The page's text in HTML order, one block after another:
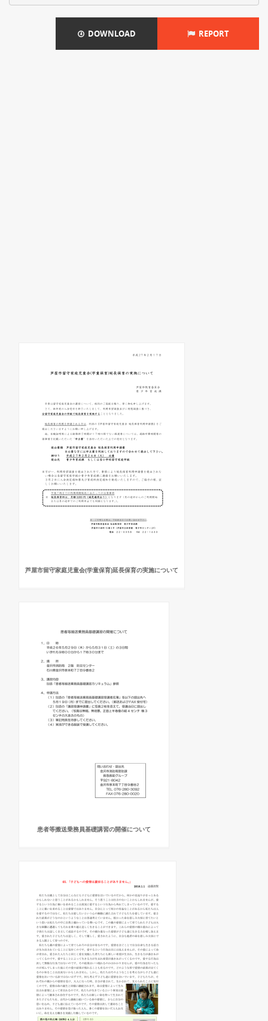
DOWNLOAD REPORT
芦屋市留守家庭児童会(学童保育)延長保育の実施について
患者等搬送乗務員基礎講習の開催について